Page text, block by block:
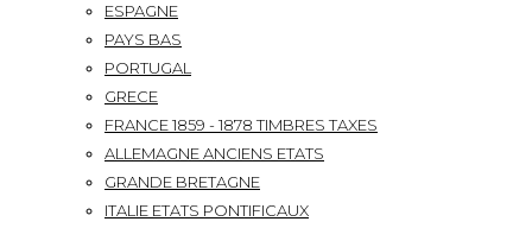
ESPAGNE
PAYS BAS
PORTUGAL
GRECE
FRANCE 1859 - 1878 TIMBRES TAXES
ALLEMAGNE ANCIENS ETATS
GRANDE BRETAGNE
ITALIE ETATS PONTIFICAUX